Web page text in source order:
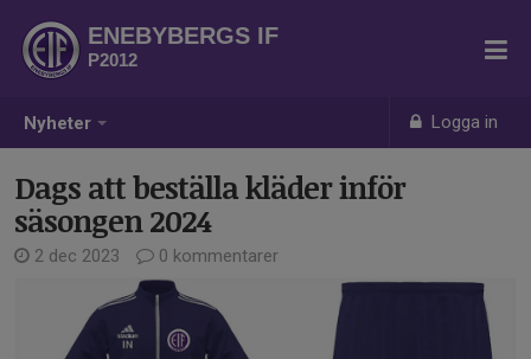
Nyheter Logga in
ENEBYBERGS IF
P2012
Dags att beställa kläder inför
säsongen 2024
2 dec 2023 0 kommentarer